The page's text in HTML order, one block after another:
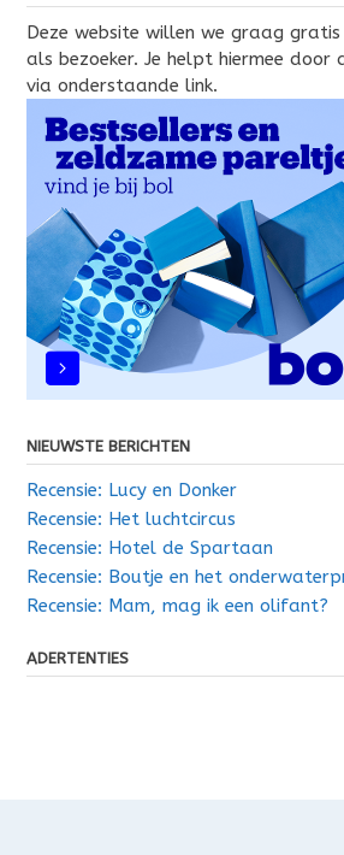
Deze website willen we graag
als bezoeker. Je helpt hiermee door
via onderstaande link.
NIEUWSTE BERICHTEN
Recensie: Lucy en Donker
Recensie: Het luchtcircus
Recensie: Hotel de Spartaan
Recensie: Boutje en het
Recensie: Mam, mag ik een olifant?
ADERTENTIES